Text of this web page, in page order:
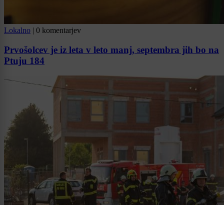
Lokalno | 0 komentarjev
Prvošolcev je iz leta v leto manj, septembra jih bo na
Ptuju 184